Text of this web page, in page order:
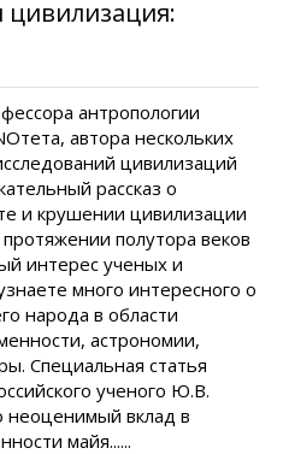
антропологии
автора нескольких
цивилизаций
рассказ о
и крушении цивилизации
полутора веков
интерес ученых и
много интересного о
народа в области
астрономии,
Специальная статья
ученого Ю.В.
неоценимый вклад в
майя......